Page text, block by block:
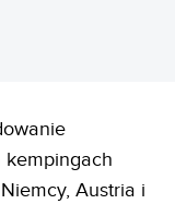
Austria i